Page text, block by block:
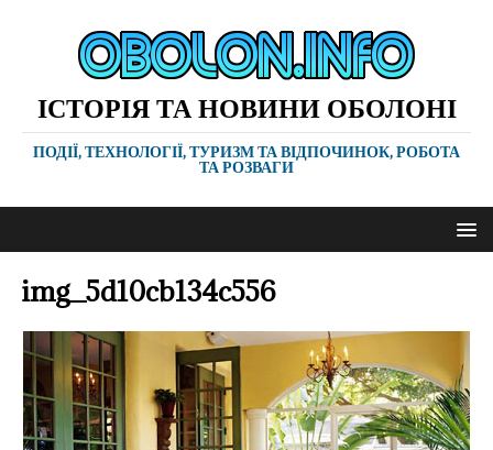
ІСТОРІЯ ТА НОВИНИ ОБОЛОНІ
ПОДІЇ, ТЕХНОЛОГІЇ, ТУРИЗМ ТА ВІДПОЧИНОК, РОБОТА
ТА РОЗВАГИ
img_5d10cb134c556